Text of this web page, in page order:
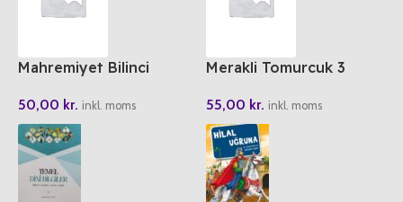
Mahremiyet Bilinci
50,00 kr. inkl. moms
Merakli Tomurcuk 3
55,00 kr. inkl. moms